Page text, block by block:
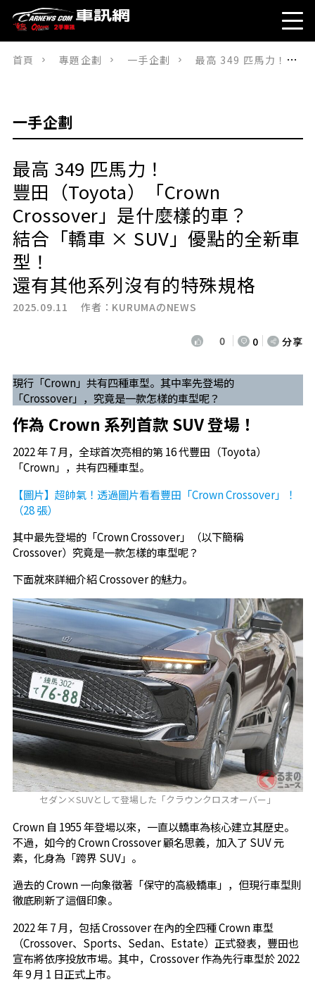
首頁 專題企劃 一手企劃 最高 349 匹馬力！豐田（Toyota）「Crown Crossover」是什麼樣的車？結合「轎車 × SUV」優點的全新車型！還有其他系列沒有的特殊規格
一手企劃
最高 349 匹馬力！
豐田（Toyota）「Crown
Crossover」是什麼樣的車？
結合「轎車 × SUV」優點的全新車
型！
還有其他系列沒有的特殊規格
2025.09.11 作者： KURUMAのNEWS
0 0 分享
現行「Crown」共有四種車型。其中率先登場的
「Crossover」，究竟是一款怎樣的車型呢？
作為 Crown 系列首款 SUV 登場！
2022 年 7 月，全球首次亮相的第 16 代豐田（Toyota）
「Crown」，共有四種車型。
【圖片】超帥氣！透過圖片看看豐田「Crown Crossover」！
（28 張）
其中最先登場的「Crown Crossover」（以下簡稱
Crossover）究竟是一款怎樣的車型呢？
下面就來詳細介紹 Crossover 的魅力。
セダン×SUVとして登場した「クラウンクロスオーバー」
Crown 自 1955 年登場以來，一直以轎車為核心建立其歷史。
不過，如今的 Crown Crossover 顧名思義，加入了 SUV 元
素，化身為「跨界 SUV」。
過去的 Crown 一向象徵著「保守的高級轎車」，但現行車型則
徹底刷新了這個印象。
2022 年 7 月，包括 Crossover 在內的全四種 Crown 車型
（Crossover、Sports、Sedan、Estate）正式發表，豐田也
宣布將依序投放市場。其中，Crossover 作為先行車型於 2022
年 9 月 1 日正式上市。